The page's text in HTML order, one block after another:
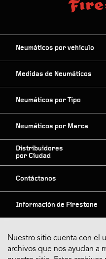
Neumáticos por vehículo
Medidas de Neumáticos
Neumáticos por Tipo
Neumáticos por Marca
Distribuidores
por Ciudad
Contáctanos
Información de Firestone
Nuestro sitio cuenta con el
archivos que nos ayudan a